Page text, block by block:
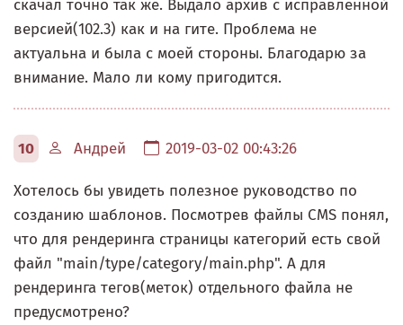
скачал точно так же. Выдало архив с исправленной
версией(102.3) как и на гите. Проблема не
актуальна и была с моей стороны. Благодарю за
внимание. Мало ли кому пригодится.
10 Андрей 2019-03-02 00:43:26
Хотелось бы увидеть полезное руководство по
созданию шаблонов. Посмотрев файлы CMS понял,
что для рендеринга страницы категорий есть свой
файл "main/type/category/main.php". А для
рендеринга тегов(меток) отдельного файла не
предусмотрено?